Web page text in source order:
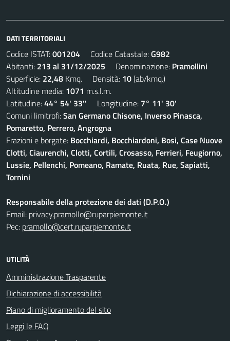
DATI TERRITORIALI
Codice ISTAT:001204 Codice Catastale:G982
Abitanti: 213 al 31/12/2025 Denominazione: Pramollini
Superficie: 22,48 Kmq. Densità: 10(ab/kmq.)
Altitudine media: 1071 m.s.l.m.
Latitudine:44° 54' 33'' Longitudine: 7° 11' 30'
Comuni limitrofi:San Germano Chisone, Inverso Pinasca,
Pomaretto, Perrero, Angrogna
Frazioni e borgate: Bocchiardi, Bocchiardoni, Bosi, Case Nuove
Clotti, Ciaurenchi, Clotti, Cortili, Crosasso, Ferrieri, Feugiorno,
Lussie, Pellenchi, Pomeano, Ramate, Ruata, Rue, Sapiatti,
Tornini
Responsabile della protezione dei dati (D.P.O.)
Email: privacy.pramollo@ruparpiemonte.it
Pec: pramollo@cert.ruparpiemonte.it
UTILITÀ
Amministrazione Trasparente
Dichiarazione di accessibilità
Piano di miglioramento del sito
Leggi le FAQ